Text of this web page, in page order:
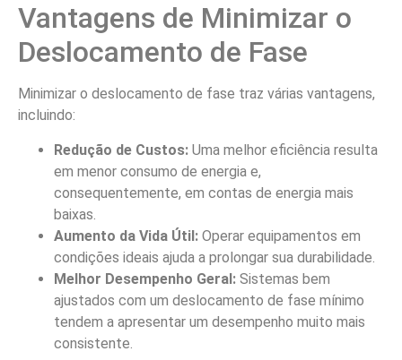
Vantagens de Minimizar o
Deslocamento de Fase
Minimizar o deslocamento de fase traz várias vantagens,
incluindo:
Redução de Custos: Uma melhor eficiência resulta
em menor consumo de energia e,
consequentemente, em contas de energia mais
baixas.
Aumento da Vida Útil: Operar equipamentos em
condições ideais ajuda a prolongar sua durabilidade.
Melhor Desempenho Geral: Sistemas bem
ajustados com um deslocamento de fase mínimo
tendem a apresentar um desempenho muito mais
consistente.